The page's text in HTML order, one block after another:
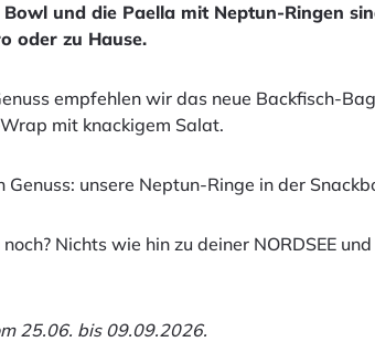
Bowl und die Paella mit Neptun-Ringen
oder zu Hause.
empfehlen wir das neue Backfisch-
mit knackigem Salat.
Genuss: unsere Neptun-Ringe in der
Nichts wie hin zu deiner NORDSEE
25.06. bis 09.09.2026.